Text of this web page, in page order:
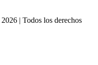
2026 |Todos los derechos